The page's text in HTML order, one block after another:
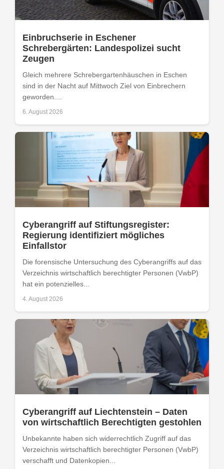
Einbruchserie in Eschener
Schrebergärten: Landespolizei sucht
Zeugen
Gleich mehrere Schrebergartenhäuschen in Eschen
sind in der Nacht auf Mittwoch Ziel von Einbrechern
geworden....
6. August 2026
Cyberangriff auf Stiftungsregister:
Regierung identifiziert mögliches
Einfallstor
Die forensische Untersuchung des Cyberangriffs auf das
Verzeichnis wirtschaftlich berechtigter Personen (VwbP)
hat ein potenzielles...
4. August 2026
Cyberangriff auf Liechtenstein – Daten
von wirtschaftlich Berechtigten gestohlen
Unbekannte haben sich widerrechtlich Zugriff auf das
Verzeichnis wirtschaftlich berechtigter Personen (VwbP)
verschafft und Datenkopien...